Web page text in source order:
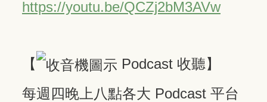
https://youtu.be/QCZj2bM3AVw
【
Podcast 收聽】
每週四晚上八點各大 Podcast 平台